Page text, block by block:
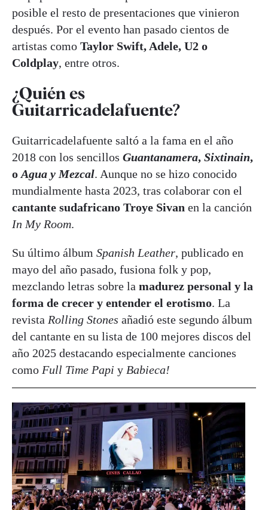
posible el resto de presentaciones que vinieron
después. Por el evento han pasado cientos de
artistas como Taylor Swift, Adele, U2 o
Coldplay, entre otros.
¿Quién es
Guitarricadelafuente?
Guitarricadelafuente saltó a la fama en el año
2018 con los sencillos Guantanamera, Sixtinain,
o Agua y Mezcal. Aunque no se hizo conocido
mundialmente hasta 2023, tras colaborar con el
cantante sudafricano Troye Sivan en la canción
In My Room.
Su último álbum Spanish Leather, publicado en
mayo del año pasado, fusiona folk y pop,
mezclando letras sobre la madurez personal y la
forma de crecer y entender el erotismo. La
revista Rolling Stones añadió este segundo álbum
del cantante en su lista de 100 mejores discos del
año 2025 destacando especialmente canciones
como Full Time Papi y Babieca!